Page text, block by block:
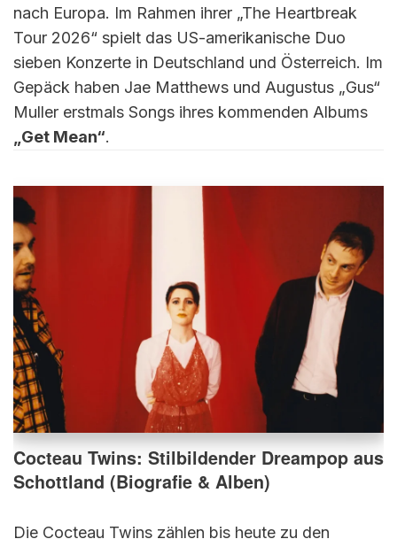
nach Europa. Im Rahmen ihrer „The Heartbreak
Tour 2026“ spielt das US-amerikanische Duo
sieben Konzerte in Deutschland und Österreich. Im
Gepäck haben Jae Matthews und Augustus „Gus“
Muller erstmals Songs ihres kommenden Albums
„Get Mean“.
Cocteau Twins: Stilbildender Dreampop aus
Schottland (Biografie & Alben)
Die Cocteau Twins zählen bis heute zu den